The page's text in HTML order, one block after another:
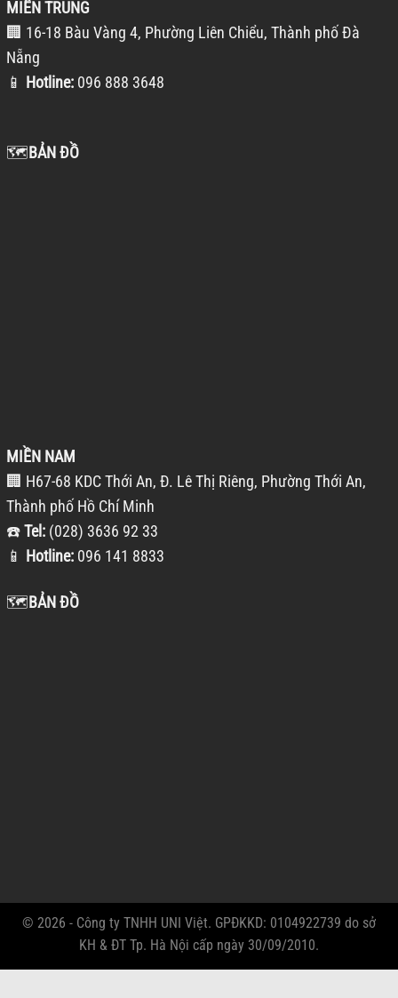
MIỀN TRUNG
🏢 16-18 Bàu Vàng 4, Phường Liên Chiểu, Thành phố Đà
Nẵng
📱 Hotline: 096 888 3648
🗺️BẢN ĐỒ
MIỀN NAM
🏢 H67-68 KDC Thới An, Đ. Lê Thị Riêng, Phường Thới An,
Thành phố Hồ Chí Minh
☎️Tel: (028) 3636 92 33
📱 Hotline: 096 141 8833
🗺️BẢN ĐỒ
© 2026 - Công ty TNHH UNI Việt. GPĐKKD: 0104922739 do sở
KH & ĐT Tp. Hà Nội cấp ngày 30/09/2010.